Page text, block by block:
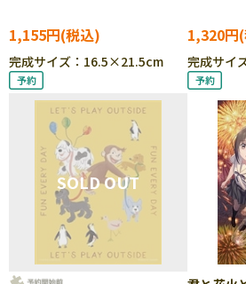
1,155円
完成サイズ：16.5×21.5cm
1,320円
完成サイ